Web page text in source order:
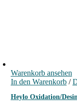
Warenkorb ansehen
In den Warenkorb /
Heylo Oxidation/